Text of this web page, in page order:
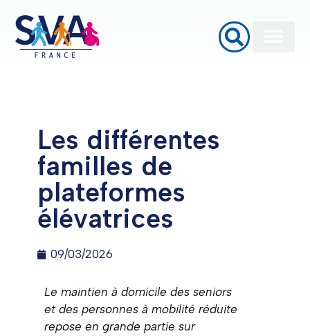
Les différentes
familles de
plateformes
élévatrices
09/03/2026
Le maintien à domicile des seniors
et des personnes à mobilité réduite
repose en grande partie sur